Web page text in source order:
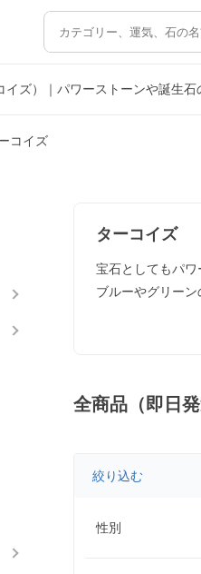
ズ）｜パワーストーンや誕生
コイズ
ターコイズ
宝石としてもパ
ブルーやグリーン
全商品（即日
絞り込む
性別